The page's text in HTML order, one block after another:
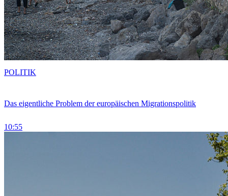
Das eigentliche Problem der europäischen Migrationspolitik
10:55
POLITIK